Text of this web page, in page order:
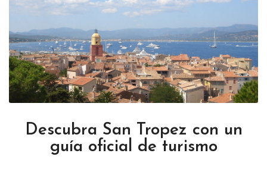
Descubra San Tropez con un
guía oficial de turismo